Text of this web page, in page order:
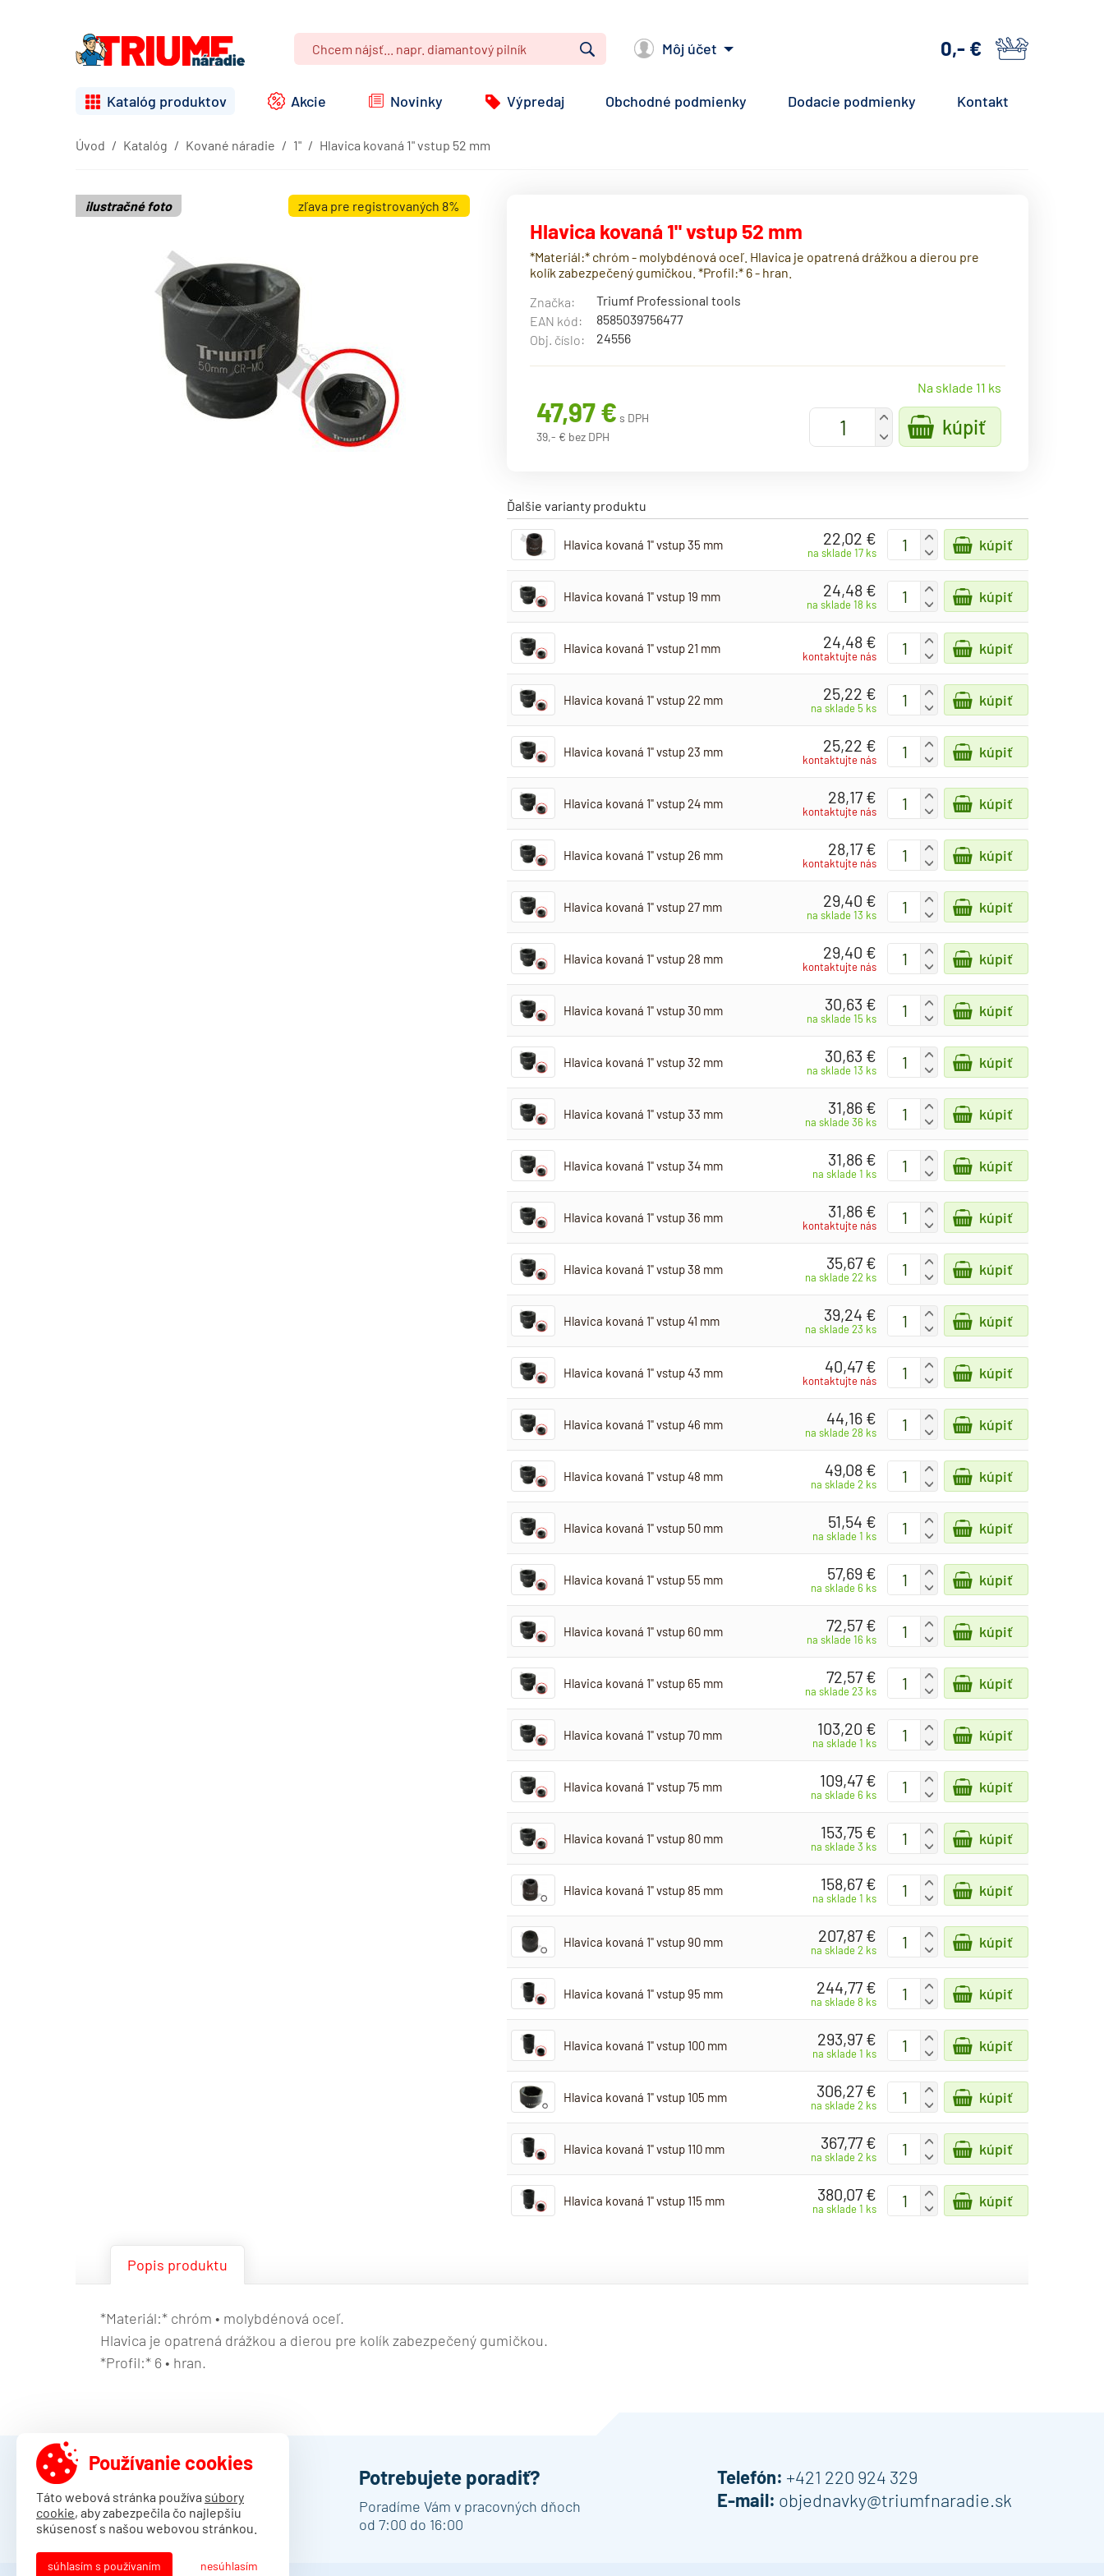
Vyhľadať Môj účet 0,- €
Katalóg produktov Akcie Novinky Výpredaj Obchodné podmienky Dodacie podmienky Kontakt
Úvod Katalóg Kované náradie 1" Hlavica kovaná 1" vstup 52 mm
zľava pre registrovaných 8%
ilustračné foto
Hlavica kovaná 1" vstup 52 mm
*Materiál:* chróm - molybdénová oceľ. Hlavica je opatrená drážkou a dierou pre
kolík zabezpečený gumičkou. *Profil:* 6 - hran.
Značka:
Triumf Professional tools
EAN kód:
8585039756477
Obj. číslo:
24556
Na sklade 11 ks
47,97 € s DPH
39,- € bez DPH
+
-
kúpiť
Ďalšie varianty produktu
Hlavica kovaná 1" vstup 35 mm 22,02 €
na sklade 17 ks
+
-
kúpiť
Hlavica kovaná 1" vstup 19 mm 24,48 €
na sklade 18 ks
+
-
kúpiť
Hlavica kovaná 1" vstup 21 mm 24,48 €
kontaktujte nás
+
-
kúpiť
Hlavica kovaná 1" vstup 22 mm 25,22 €
na sklade 5 ks
+
-
kúpiť
Hlavica kovaná 1" vstup 23 mm 25,22 €
kontaktujte nás
+
-
kúpiť
Hlavica kovaná 1" vstup 24 mm 28,17 €
kontaktujte nás
+
-
kúpiť
Hlavica kovaná 1" vstup 26 mm 28,17 €
kontaktujte nás
+
-
kúpiť
Hlavica kovaná 1" vstup 27 mm 29,40 €
na sklade 13 ks
+
-
kúpiť
Hlavica kovaná 1" vstup 28 mm 29,40 €
kontaktujte nás
+
-
kúpiť
Hlavica kovaná 1" vstup 30 mm 30,63 €
na sklade 15 ks
+
-
kúpiť
Hlavica kovaná 1" vstup 32 mm 30,63 €
na sklade 13 ks
+
-
kúpiť
Hlavica kovaná 1" vstup 33 mm 31,86 €
na sklade 36 ks
+
-
kúpiť
Hlavica kovaná 1" vstup 34 mm 31,86 €
na sklade 1 ks
+
-
kúpiť
Hlavica kovaná 1" vstup 36 mm 31,86 €
kontaktujte nás
+
-
kúpiť
Hlavica kovaná 1" vstup 38 mm 35,67 €
na sklade 22 ks
+
-
kúpiť
Hlavica kovaná 1" vstup 41 mm 39,24 €
na sklade 23 ks
+
-
kúpiť
Hlavica kovaná 1" vstup 43 mm 40,47 €
kontaktujte nás
+
-
kúpiť
Hlavica kovaná 1" vstup 46 mm 44,16 €
na sklade 28 ks
+
-
kúpiť
Hlavica kovaná 1" vstup 48 mm 49,08 €
na sklade 2 ks
+
-
kúpiť
Hlavica kovaná 1" vstup 50 mm 51,54 €
na sklade 1 ks
+
-
kúpiť
Hlavica kovaná 1" vstup 55 mm 57,69 €
na sklade 6 ks
+
-
kúpiť
Hlavica kovaná 1" vstup 60 mm 72,57 €
na sklade 16 ks
+
-
kúpiť
Hlavica kovaná 1" vstup 65 mm 72,57 €
na sklade 23 ks
+
-
kúpiť
Hlavica kovaná 1" vstup 70 mm 103,20 €
na sklade 1 ks
+
-
kúpiť
Hlavica kovaná 1" vstup 75 mm 109,47 €
na sklade 6 ks
+
-
kúpiť
Hlavica kovaná 1" vstup 80 mm 153,75 €
na sklade 3 ks
+
-
kúpiť
Hlavica kovaná 1" vstup 85 mm 158,67 €
na sklade 1 ks
+
-
kúpiť
Hlavica kovaná 1" vstup 90 mm 207,87 €
na sklade 2 ks
+
-
kúpiť
Hlavica kovaná 1" vstup 95 mm 244,77 €
na sklade 8 ks
+
-
kúpiť
Hlavica kovaná 1" vstup 100 mm 293,97 €
na sklade 1 ks
+
-
kúpiť
Hlavica kovaná 1" vstup 105 mm 306,27 €
na sklade 2 ks
+
-
kúpiť
Hlavica kovaná 1" vstup 110 mm 367,77 €
na sklade 2 ks
+
-
kúpiť
Hlavica kovaná 1" vstup 115 mm 380,07 €
na sklade 1 ks
+
-
kúpiť
Popis produktu
*Materiál:* chróm • molybdénová oceľ.
Hlavica je opatrená drážkou a dierou pre kolík zabezpečený gumičkou.
*Profil:* 6 • hran.
DAMO Slovakia s.r.o.
Trenčianske Stankovce 3044
913 11 Trenčianske Stankovce
Potrebujete poradiť?
Poradíme Vám v pracovných dňoch
od 7:00 do 16:00
Telefón: +421 220 924 329
E-mail: objednavky@triumfnaradie.sk
Používanie cookies
Táto webová stránka používa súbory
cookie, aby zabezpečila čo najlepšiu
skúsenosť s našou webovou stránkou.
súhlasím s používaním nesúhlasím